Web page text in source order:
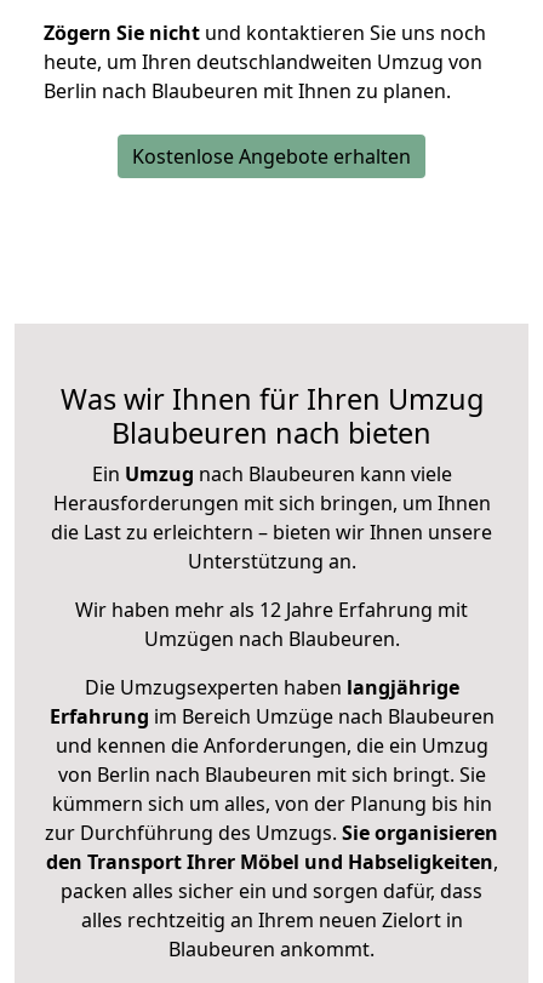
Zögern Sie nicht und kontaktieren Sie uns noch
heute, um Ihren deutschlandweiten Umzug von
Berlin nach Blaubeuren mit Ihnen zu planen.
Kostenlose Angebote erhalten
Was wir Ihnen für Ihren Umzug
Blaubeuren nach bieten
Ein Umzug nach Blaubeuren kann viele
Herausforderungen mit sich bringen, um Ihnen
die Last zu erleichtern – bieten wir Ihnen unsere
Unterstützung an.
Wir haben mehr als 12 Jahre Erfahrung mit
Umzügen nach Blaubeuren.
Die Umzugsexperten haben langjährige
Erfahrung im Bereich Umzüge nach Blaubeuren
und kennen die Anforderungen, die ein Umzug
von Berlin nach Blaubeuren mit sich bringt. Sie
kümmern sich um alles, von der Planung bis hin
zur Durchführung des Umzugs. Sie organisieren
den Transport Ihrer Möbel und Habseligkeiten,
packen alles sicher ein und sorgen dafür, dass
alles rechtzeitig an Ihrem neuen Zielort in
Blaubeuren ankommt.